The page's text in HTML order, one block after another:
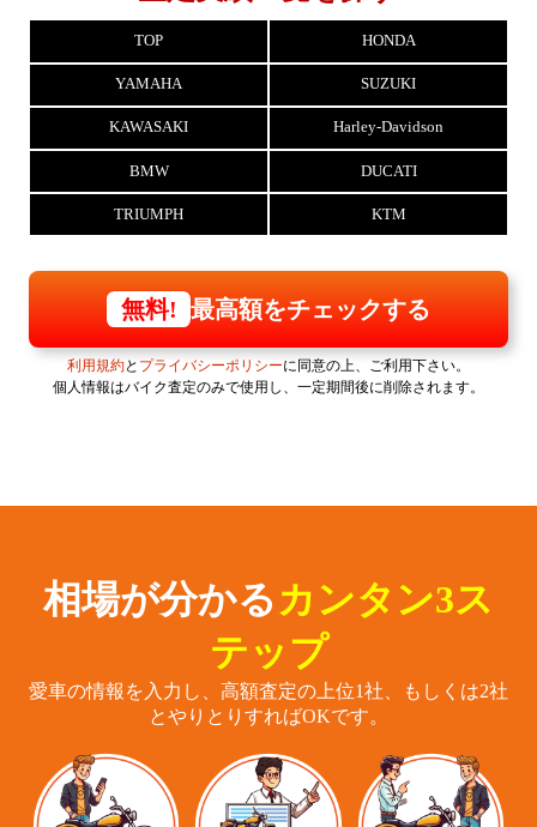
TOP HONDA
YAMAHA SUZUKI
KAWASAKI Harley-Davidson
BMW DUCATI
TRIUMPH KTM
無料! 最高額をチェックする
利用規約と プライバシーポリシーに同意の上、ご利用下さい。
個人情報はバイク査定のみで使用し、一定期間後に削除されます。
相場が分かるカンタン3ス
テップ
愛車の情報を入力し、高額査定の上位1社、もしくは2社
とやりとりすればOKです。